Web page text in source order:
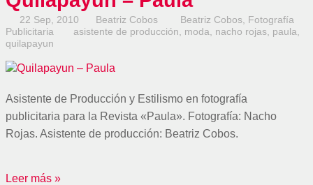
22 Sep, 2010 Beatriz Cobos Beatriz Cobos Fotografía
Publicitaria
asistente de producción moda nacho rojas paula
quilapayun
Asistente de Producción y Estilismo en fotografía
publicitaria para la Revista «Paula». Fotografía: Nacho
Rojas. Asistente de producción: Beatriz Cobos.
Leer más »